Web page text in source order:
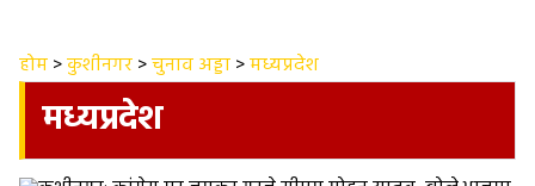
होम>कुशीनगर>चुनाव अड्डा>मध्यप्रदेश
मध्यप्रदेश